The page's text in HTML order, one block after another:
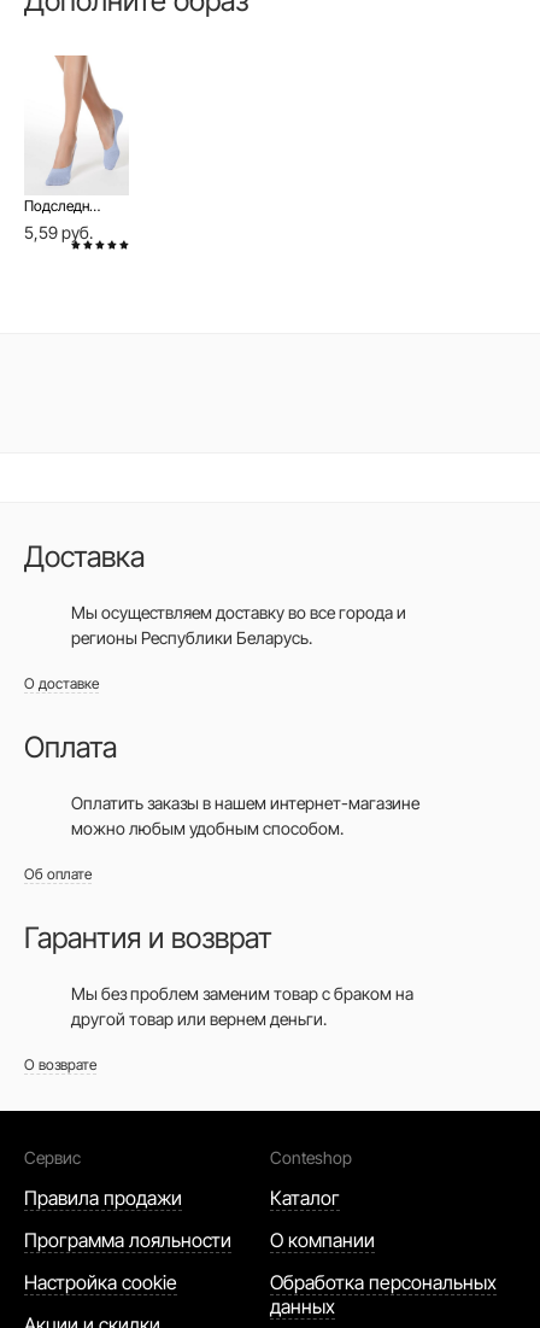
Подследники CLASSIC с люрексом
5,59 руб.
Доставка
Мы осуществляем доставку во все городаи
регионы Республики Беларусь.
О доставке
Оплата
Оплатить заказы в нашем интернет-магазине
можно любым удобным способом.
Об оплате
Гарантия и возврат
Мы без проблем заменим товар с браком на
другой товар или вернем деньги.
О возврате
Сервис
Правила продажи
Программа лояльности
Настройка cookie
Conteshop
Каталог
О компании
Обработка персональных
данных